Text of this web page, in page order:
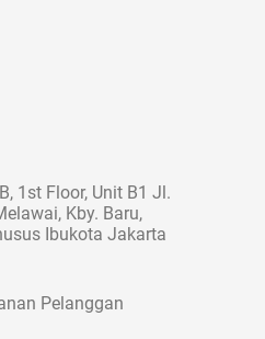
1st Floor, Unit B1 Jl.
Kby. Baru,
Ibukota Jakarta
Pelanggan